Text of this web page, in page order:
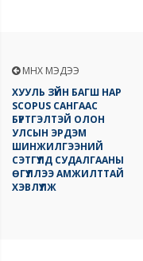
ӨМНӨХ МЭДЭЭ
ХУУЛЬ ЗҮЙН БАГШ НАР
SCOPUS САНГААС
БҮРТГЭЛТЭЙ ОЛОН
УЛСЫН ЭРДЭМ
ШИНЖИЛГЭЭНИЙ
СЭТГҮҮЛД СУДАЛГААНЫ
ӨГҮҮЛЛЭЭ АМЖИЛТТАЙ
ХЭВЛҮҮЛЖ